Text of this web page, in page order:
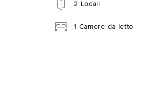
2 Locali
1 Camere da letto